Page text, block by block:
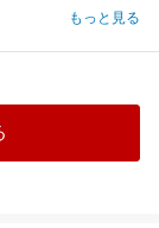
もっと見る